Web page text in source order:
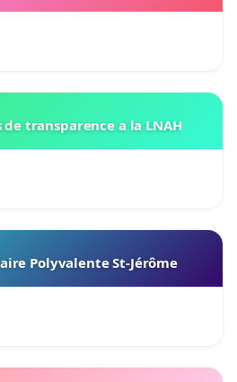
transparence a la LNAH
Polyvalente St-Jérôme